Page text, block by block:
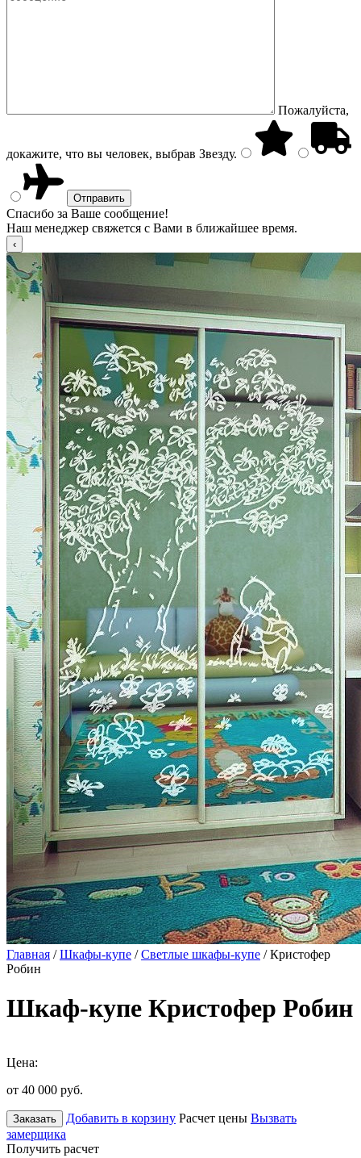
Пожалуйста,
докажите, что вы человек, выбрав Звезду.
Спасибо за Ваше сообщение!
Наш менеджер свяжется с Вами в ближайшее время.
Главная /Шкафы-купе /Светлые шкафы-купе / Кристофер
Робин
Шкаф-купе Кристофер Робин
Цена:
от 40 000 руб.
Заказать Добавить в корзину Расчет цены Вызвать
замерщика
Получить расчет